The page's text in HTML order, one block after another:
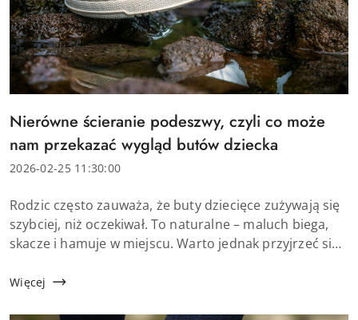
Tytuł
artykułu:
Nierówne ścieranie podeszwy, czyli co może
nam przekazać wygląd butów dziecka
Data
2026-02-25 11:30:00
Treść
artykułu:
Rodzic często zauważa, że buty dziecięce zużywają się
szybciej, niż oczekiwał. To naturalne – maluch biega,
skacze i hamuje w miejscu. Warto jednak przyjrzeć się
Nierówne ścieranie podeszwy n...
Więcej